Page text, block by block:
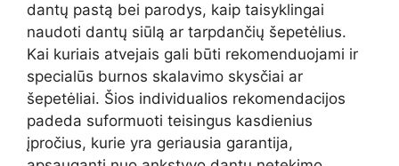
dantų pastą bei parodys, kaip taisyklingai
naudoti dantų siūlą ar tarpdančių šepetėlius.
Kai kuriais atvejais gali būti rekomenduojami ir
specialūs burnos skalavimo skysčiai ar
šepetėliai. Šios individualios rekomendacijos
padeda suformuoti teisingus kasdienius
įpročius, kurie yra geriausia garantija,